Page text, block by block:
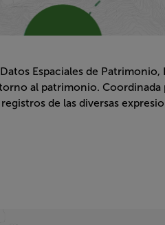
patrimonio. Coordinada por la
las diversas expresiones